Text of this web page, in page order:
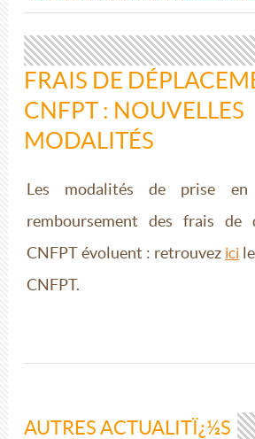
FRAIS DE
CNFPT : NOUVELLES
MODALITÉS
Les modalités de prise
remboursement des frais de
CNFPT évoluent : retrouvez ici
CNFPT.
AUTRES ACTUALITÏ¿½S